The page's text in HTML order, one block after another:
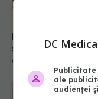
Mierea polifloră:
sănătate și
01 dec 2025, 11:00
DC
Publicitate
ale
audienței